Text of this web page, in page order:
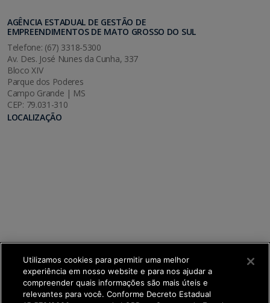
AGÊNCIA ESTADUAL DE GESTÃO DE
EMPREENDIMENTOS DE MATO GROSSO DO SUL
Telefone: (67) 3318-5300
Av. Des. José Nunes da Cunha, 337
Bloco XIV
Parque dos Poderes
Campo Grande | MS
CEP: 79.031-310
LOCALIZAÇÃO
Utilizamos cookies para permitir uma melhor
experiência em nosso website e para nos ajudar a
compreender quais informações são mais úteis e
relevantes para você. Conforme Decreto Estadual